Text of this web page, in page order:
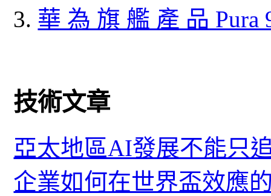
華 為 旗 艦 產 品 Pura
技術文章
亞太地區AI發展不能只
企業如何在世界盃效應